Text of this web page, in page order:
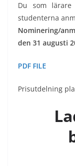
Du som
studenterna
Nominering/
den 31 augusti
PDF FILE
Prisutdelning